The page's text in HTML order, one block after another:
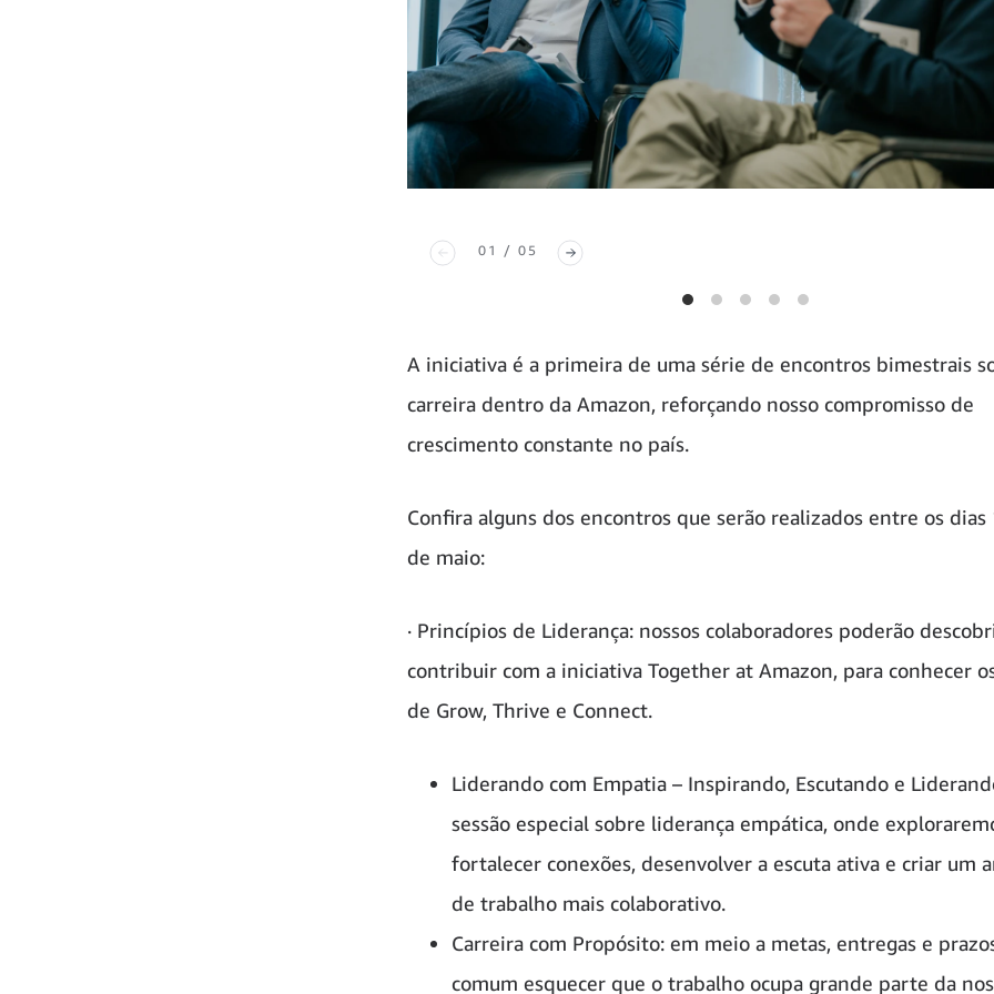
01 / 05
A iniciativa é a primeira de uma série de encontros bimestrais
carreira dentro da Amazon, reforçando nosso compromisso de
crescimento constante no país.
Confira alguns dos encontros que serão realizados entre os dias
de maio:
· Princípios de Liderança: nossos colaboradores poderão
contribuir com a iniciativa Together at Amazon, para conhecer
de Grow, Thrive e Connect.
Liderando com Empatia – Inspirando, Escutando e
sessão especial sobre liderança empática, onde
fortalecer conexões, desenvolver a escuta ativa e criar um
de trabalho mais colaborativo.
Carreira com Propósito: em meio a metas, entregas e
comum esquecer que o trabalho ocupa grande parte da